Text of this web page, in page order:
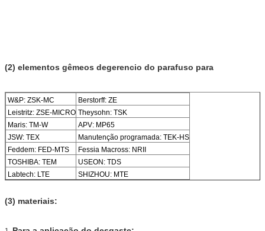
(2) elementos gêmeos degerencio do parafuso para
W&P: ZSK-MC
Berstorff: ZE
Leistritz: ZSE-MICRO Theysohn: TSK
Maris: TM-W
APV: MP65
JSW: TEX
Manutenção programada: TEK-HS
Feddem: FED-MTS
Fessia Macross: NRII
TOSHIBA: TEM
USEON: TDS
Labtech: LTE
SHIZHOU: MTE
(3) materiais: